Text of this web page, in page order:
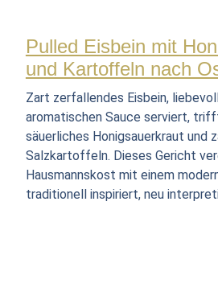
Pulled Eisbein mit
und Kartoffeln nach
Zart zerfallendes Eisbein,
aromatischen Sauce serviert,
säuerliches Honigsauerkraut und
Salzkartoffeln. Dieses Gericht
Hausmannskost mit einem
traditionell inspiriert, neu